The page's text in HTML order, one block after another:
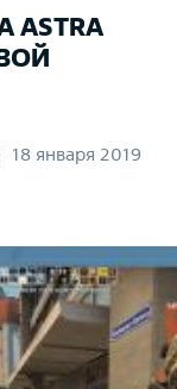
18 января 2019